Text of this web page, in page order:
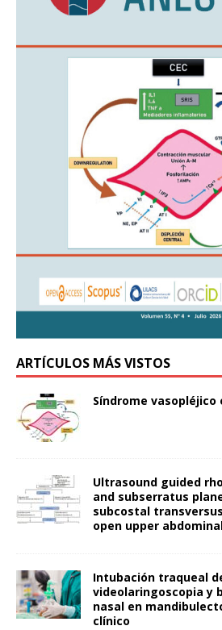
ARTÍCULOS MÁS VISTOS
Síndrome
Ultrasound guided
and subserratus
subcostal
open upper
Intubación traqueal
videolaringoscopia y
nasal en
clínico